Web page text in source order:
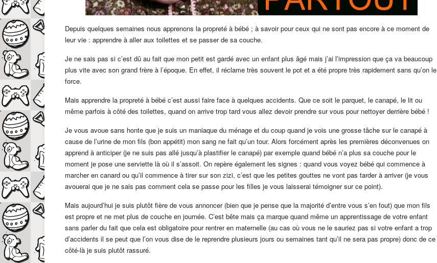
Depuis quelques semaines nous apprenons la propreté à bébé ; à savoir pour ceux qui ne sont pas encore à ce moment de
leur vie : apprendre à aller aux toilettes et se passer de sa couche.
Je ne sais pas si c’est dû au fait que mon petit est gardé avec un enfant plus âgé mais j’ai l’impression que ça va beaucoup
plus vite avec son grand frère à l’époque. En effet, il réclame très souvent le pot et a été propre très rapidement sans qu’on le
force.
Mais apprendre la propreté à bébé c’est aussi faire face à quelques accidents. Que ce soit le parquet, le canapé, le lit ou
même parfois à côté des toilettes, quand on arrive trop tard vous allez devoir prendre sur vous pour nettoyer derrière bébé !
Je vous avoue sans honte que je suis un maniaque du ménage et du coup quand je vois une grosse tâche sur le canapé à
cause de l’urine de mon fils (bon appétit) mon sang ne fait qu’un tour. Alors forcément après les premières déconvenues on
apprend à anticiper (je ne suis pas allé jusqu’à plastifier le canapé) par exemple quand bébé n’a plus sa couche pour le
moment je pose une serviette là où il s’assoit. On repère également les signes : quand vous voyez bébé qui commence à
marcher en canard ou qu’il commence à tirer sur son zizi, c’est que les petites gouttes ne vont pas tarder à arriver (je vous
avouerai que je ne sais pas comment cela se passe pour les filles je vous laisserai témoigner sur ce point).
Mais aujourd’hui je suis plutôt fière de vous annoncer (bien que je pense que la majorité d’entre vous s’en fout) que mon fils
est propre et ne met plus de couche en journée. C’est bête mais ça marque quand même un apprentissage de votre enfant
sans parler du fait que cela est obligatoire pour rentrer en maternelle (au cas où vous ne le sauriez pas si votre enfant a trop
d’accidents il se peut que l’on vous dise de le reprendre plusieurs jours ou semaines tant qu’il ne sera pas propre) donc de ce
côté-là je suis plutôt rassuré.